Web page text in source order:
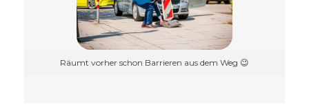
Räumt vorher schon Barrieren aus dem Weg 😉